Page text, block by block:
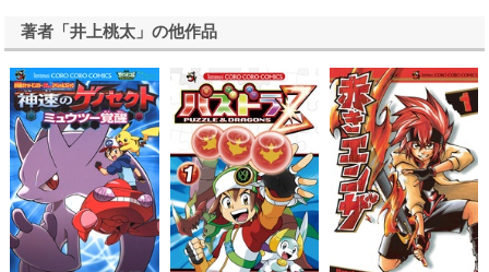
著者「井上桃太」の他作品